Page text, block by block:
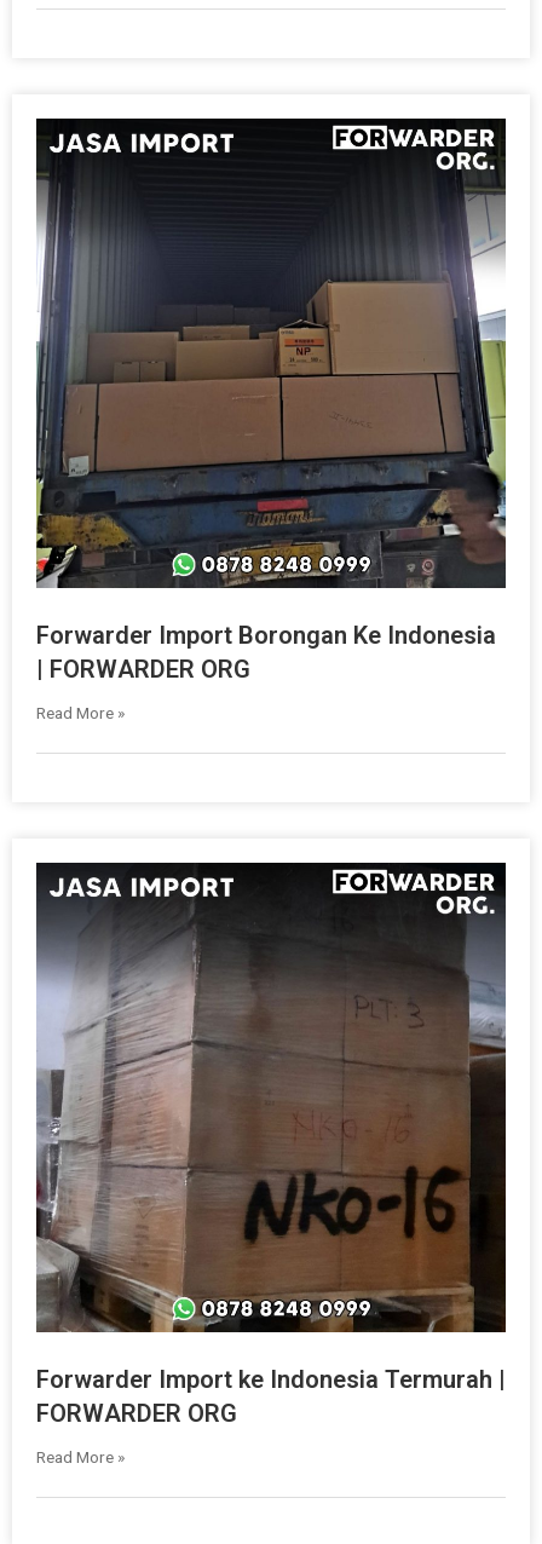
Forwarder Import Borongan Ke Indonesia
| FORWARDER ORG
Read More »
Forwarder Import ke Indonesia Termurah |
FORWARDER ORG
Read More »